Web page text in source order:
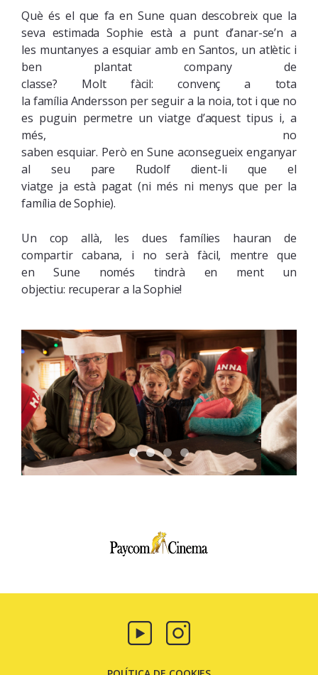
Què és el que fa en Sune quan descobreix que la
seva estimada Sophie està a punt d’anar-se’n a
les muntanyes a esquiar amb en Santos, un atlètic i
ben plantat
company
de
classe? Molt fàcil:convenç a
tota
la família Andersson per seguira la noia, tot i que no
es puguin permetre un viatge d’aquest tipus i, a
més, no
sabenesquiar. Però enSune aconsegueix enganyar
al seu
pare Rudolf dient-li que
el
viatge ja està pagat (ni més ni menysque per la
família de Sophie).
Un cop allà, les dues famílies
hauran de
compartir cabana, i no serà fàcil, mentre que
enSune només tindrà en ment
un
objectiu: recuperara la Sophie!